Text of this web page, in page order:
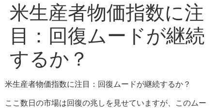
米生産者物価指数に注
目：回復ムードが継続
するか？
米生産者物価指数に注目：回復ムードが継続するか？
ここ数日の市場は回復の兆しを見せていますが、このムー